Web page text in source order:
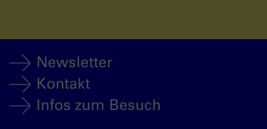
Newsletter
Kontakt
Infos zum Besuch